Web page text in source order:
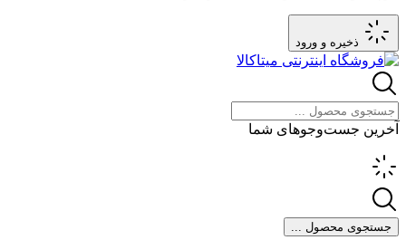
ذخیره و ورود
آخرین جست‌وجوهای شما
جستجوی محصول ...